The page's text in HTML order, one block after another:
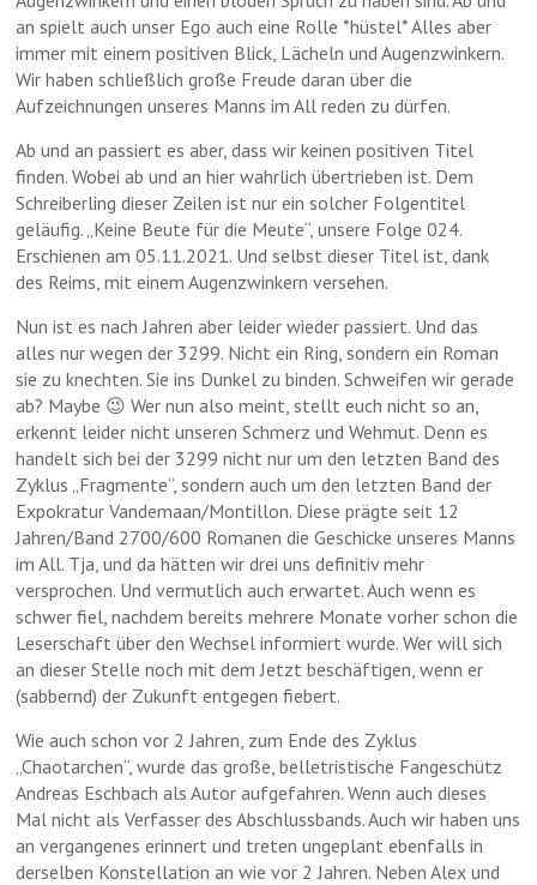
an spielt auch unser Ego auch eine Rolle *hüstel* Alles aber
immer mit einem positiven Blick, Lächeln und Augenzwinkern.
Wir haben schließlich große Freude daran über die
Aufzeichnungen unseres Manns im All reden zu dürfen.
Ab und an passiert es aber, dass wir keinen positiven Titel
finden. Wobei ab und an hier wahrlich übertrieben ist. Dem
Schreiberling dieser Zeilen ist nur ein solcher Folgentitel
geläufig. „Keine Beute für die Meute“, unsere Folge 024.
Erschienen am 05.11.2021. Und selbst dieser Titel ist, dank
des Reims, mit einem Augenzwinkern versehen.
Nun ist es nach Jahren aber leider wieder passiert. Und das
alles nur wegen der 3299. Nicht ein Ring, sondern ein Roman
sie zu knechten. Sie ins Dunkel zu binden. Schweifen wir gerade
ab? Maybe 😉 Wer nun also meint, stellt euch nicht so an,
erkennt leider nicht unseren Schmerz und Wehmut. Denn es
handelt sich bei der 3299 nicht nur um den letzten Band des
Zyklus „Fragmente“, sondern auch um den letzten Band der
Expokratur Vandemaan/Montillon. Diese prägte seit 12
Jahren/Band 2700/600 Romanen die Geschicke unseres Manns
im All. Tja, und da hätten wir drei uns definitiv mehr
versprochen. Und vermutlich auch erwartet. Auch wenn es
schwer fiel, nachdem bereits mehrere Monate vorher schon die
Leserschaft über den Wechsel informiert wurde. Wer will sich
an dieser Stelle noch mit dem Jetzt beschäftigen, wenn er
(sabbernd) der Zukunft entgegen fiebert.
Wie auch schon vor 2 Jahren, zum Ende des Zyklus
„Chaotarchen“, wurde das große, belletristische Fangeschütz
Andreas Eschbach als Autor aufgefahren. Wenn auch dieses
Mal nicht als Verfasser des Abschlussbands. Auch wir haben uns
an vergangenes erinnert und treten ungeplant ebenfalls in
derselben Konstellation an wie vor 2 Jahren. Neben Alex und